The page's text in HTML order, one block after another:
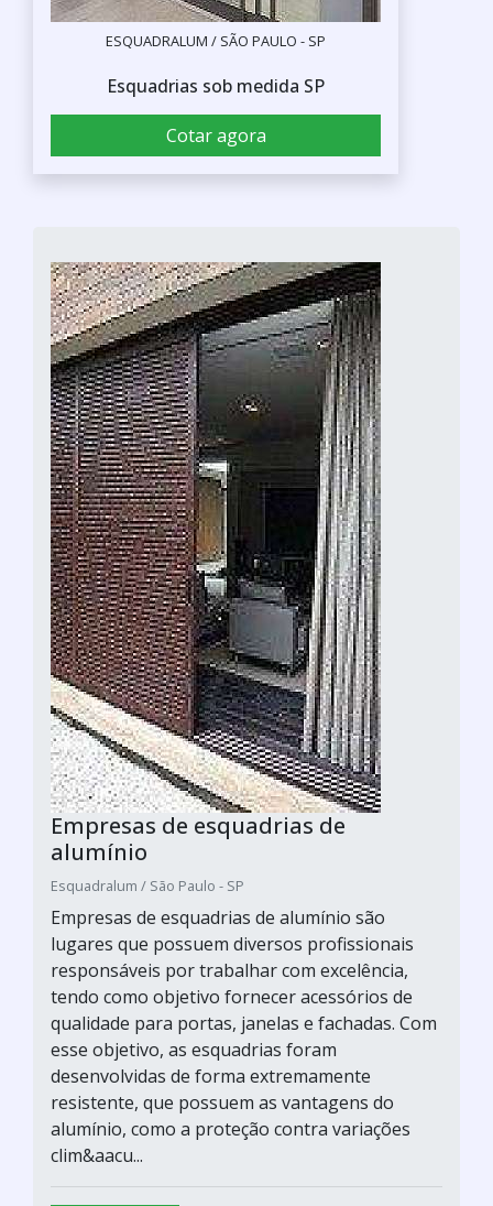
ESQUADRALUM / SÃO PAULO - SP
Esquadrias sob medida SP
Cotar agora
Empresas de esquadrias de
alumínio
Esquadralum / São Paulo - SP
Empresas de esquadrias de alumínio são
lugares que possuem diversos profissionais
responsáveis por trabalhar com excelência,
tendo como objetivo fornecer acessórios de
qualidade para portas, janelas e fachadas. Com
esse objetivo, as esquadrias foram
desenvolvidas de forma extremamente
resistente, que possuem as vantagens do
alumínio, como a proteção contra variações
clim&aacu...